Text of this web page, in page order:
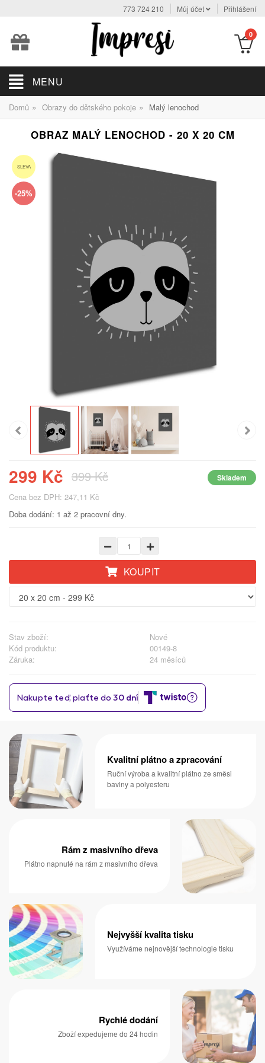
773 724 210 Můj účet Přihlášení
0
MENU
Domů » Obrazy do dětského pokoje » Malý lenochod
OBRAZ MALÝ LENOCHOD - 20 X 20 CM
SLEVA
-25%
299 Kč 399 Kč Skladem
Cena bez DPH: 247,11 Kč
Doba dodání: 1 až 2 pracovní dny.
KOUPIT
Stav zboží:
Nové
Kód produktu:
00149-8
Záruka:
24 měsíců
Kvalitní plátno a zpracování
Ruční výroba a kvalitní plátno ze směsi
bavlny a polyesteru
Rám z masivního dřeva
Plátno napnuté na rám z masivního dřeva
Nejvyšší kvalita tisku
Využíváme nejnovější technologie tisku
Rychlé dodání
Zboží expedujeme do 24 hodin